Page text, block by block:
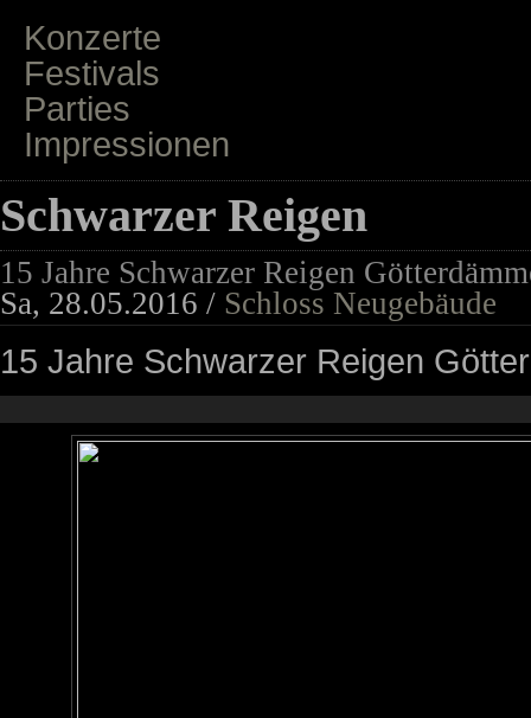
Konzerte
Festivals
Parties
Impressionen
Schwarzer Reigen
15 Jahre Schwarzer Reigen
Sa, 28.05.2016 / Schloss Neugebäude
15 Jahre Schwarzer Reigen